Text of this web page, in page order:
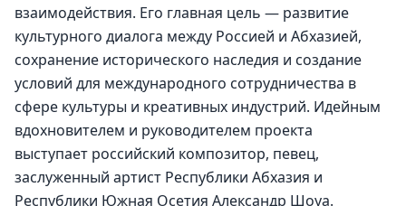
взаимодействия. Его главная цель — развитие
культурного диалога между Россией и Абхазией,
сохранение исторического наследия и создание
условий для международного сотрудничества в
сфере культуры и креативных индустрий. Идейным
вдохновителем и руководителем проекта
выступает российский композитор, певец,
заслуженный артист Республики Абхазия и
Республики Южная Осетия Александр Шоуа.